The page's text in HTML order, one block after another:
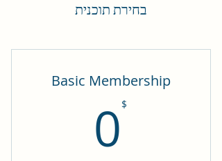
בחירת תוכנית
Basic Membership
$
0